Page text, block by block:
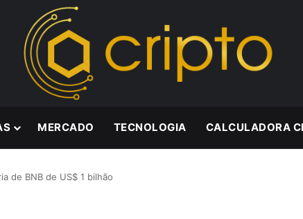
MERCADO TECNOLOGIA CALCULADORA
de BNB de US$ 1 bilhão